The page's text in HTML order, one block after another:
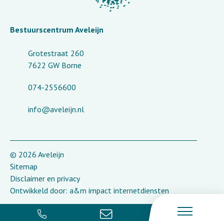
Bestuurscentrum Aveleijn
Grotestraat 260
7622 GW Borne
074-2556600
info@aveleijn.nl
© 2026 Aveleijn
Sitemap
Disclaimer en privacy
Ontwikkeld door: a&m impact internetdiensten